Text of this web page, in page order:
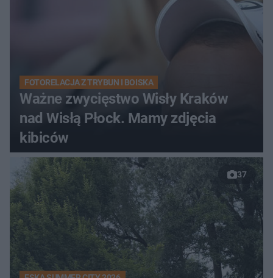
FOTORELACJA Z TRYBUN I BOISKA
Ważne zwycięstwo Wisły Kraków
nad Wisłą Płock. Mamy zdjęcia
kibiców
37